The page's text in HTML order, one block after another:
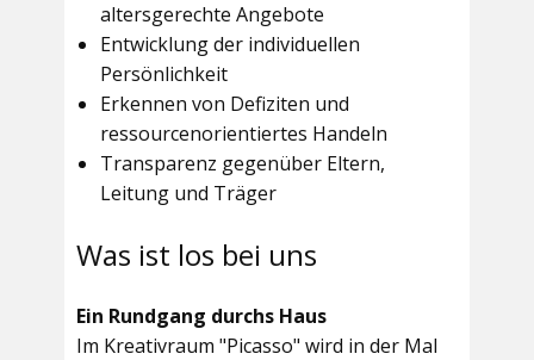
altersgerechte Angebote
Entwicklung der individuellen
Persönlichkeit
Erkennen von Defiziten und
ressourcenorientiertes Handeln
Transparenz gegenüber Eltern,
Leitung und Träger
Was ist los bei uns
Ein Rundgang durchs Haus
Im Kreativraum "Picasso" wird in der Mal